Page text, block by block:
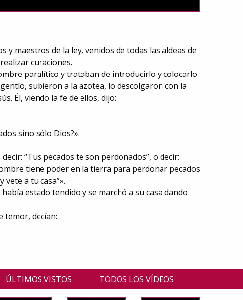
y maestros de la ley, venidos de todas las aldeas de
curaciones.
paralítico y trataban de introducirlo y colocarlo
subieron a la azotea, lo descolgaron con la
Él, viendo la fe de ellos, dijo:
sino sólo Dios?».
“Tus pecados te son perdonados”, o decir:
tiene poder en la tierra para perdonar pecados
a tu casa”».
estado tendido y se marchó a su casa dando
temor, decían:
ÚLTIMOS VISTOS TODOS LOS VÍDEOS